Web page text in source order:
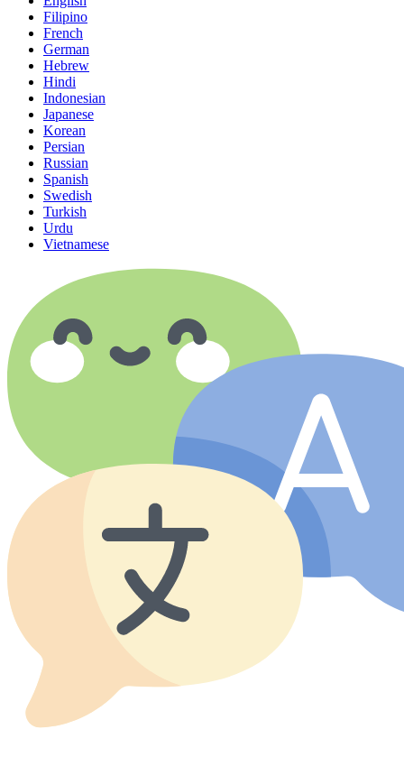
Filipino
French
German
Hebrew
Hindi
Indonesian
Japanese
Korean
Persian
Russian
Spanish
Swedish
Turkish
Urdu
Vietnamese